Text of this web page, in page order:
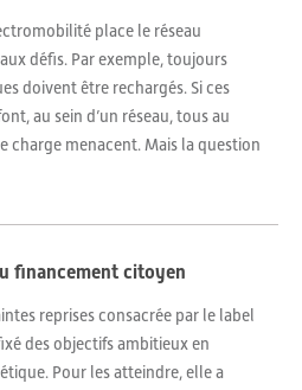
place le réseau
défis. Par exemple, toujours
doivent être rechargés. Si ces
au sein d’un réseau, tous au
charge menacent. Mais la question
financement citoyen
reprises consacrée par le label
des objectifs ambitieux en
Pour les atteindre, elle a